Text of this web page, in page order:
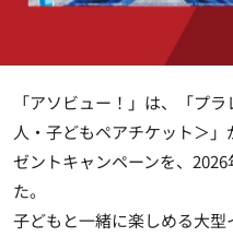
「アソビュー！」は、「プ
人・子どもペアチケット＞
ゼントキャンペーンを、
た。
子どもと一緒に楽しめる大